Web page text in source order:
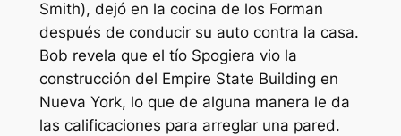
Smith), dejó en la cocina de los Forman
después de conducir su auto contra la casa.
Bob revela que el tío Spogiera vio la
construcción del Empire State Building en
Nueva York, lo que de alguna manera le da
las calificaciones para arreglar una pared.